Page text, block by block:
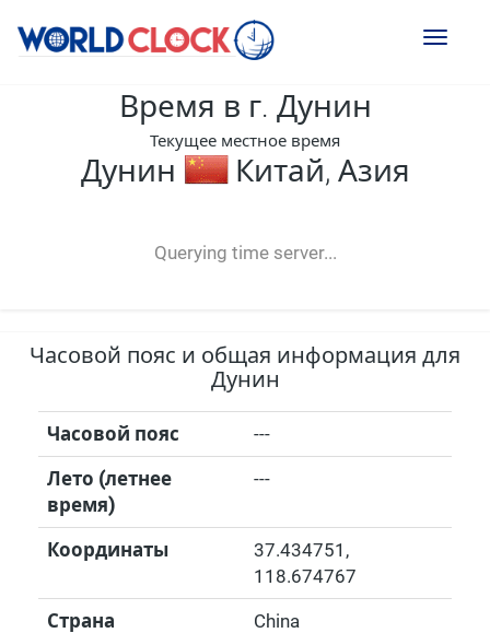
Toggle
Время в г. Дунин
Текущее местное время
Дунин Китай, Азия
Querying time server...
-- ---- ----
Часовой пояс и общая информация для
Дунин
Часовой пояс ---
Лето (летнее
время)
---
Координаты 37.434751 ,
118.674767
Страна China